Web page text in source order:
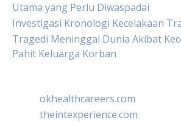
Utama yang Perlu Diwaspadai
Investigasi Kronologi Kecelakaan
Tragedi Meninggal Dunia Akibat
Pahit Keluarga Korban
okhealthcareers.com
theintexperience.com